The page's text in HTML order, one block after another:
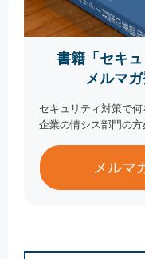
書籍「セキュ
メルマ
セキュリティ対策で
企業の情シス部門の方
メルマ